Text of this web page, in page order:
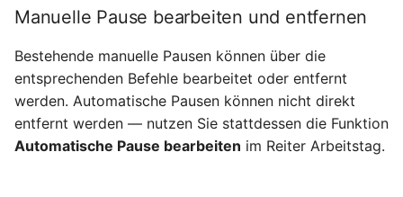
Manuelle Pause bearbeiten und entfernen
Bestehende manuelle Pausen können über die
entsprechenden Befehle bearbeitet oder entfernt
werden. Automatische Pausen können nicht direkt
entfernt werden — nutzen Sie stattdessen die Funktion
Automatische Pause bearbeiten im Reiter Arbeitstag.